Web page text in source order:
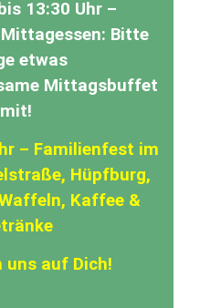
13:30 Uhr –
Bitte
etwas
Mittagsbuffet
mit!
– Familienfest im
Hüpfburg,
Kaffee &
uns auf Dich!